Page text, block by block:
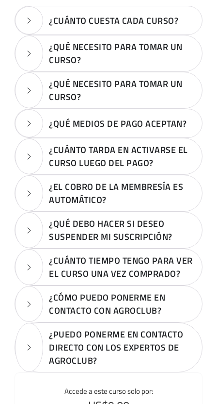
Accede a este curso solo por:
¿CUÁNTO CUESTA CADA CURSO?
¿QUÉ NECESITO PARA TOMAR UN
CURSO?
¿QUÉ NECESITO PARA TOMAR UN
CURSO?
¿QUÉ MEDIOS DE PAGO ACEPTAN?
¿CUÁNTO TARDA EN ACTIVARSE EL
CURSO LUEGO DEL PAGO?
¿EL COBRO DE LA MEMBRESÍA ES
AUTOMÁTICO?
¿QUÉ DEBO HACER SI DESEO
SUSPENDER MI SUSCRIPCIÓN?
¿CUÁNTO TIEMPO TENGO PARA VER
EL CURSO UNA VEZ COMPRADO?
¿CÓMO PUEDO PONERME EN
CONTACTO CON AGROCLUB?
¿PUEDO PONERME EN CONTACTO
DIRECTO CON LOS EXPERTOS DE
AGROCLUB?